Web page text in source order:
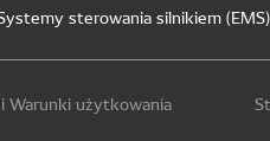
sterowania silnikiem (EMS)
Warunki użytkowania